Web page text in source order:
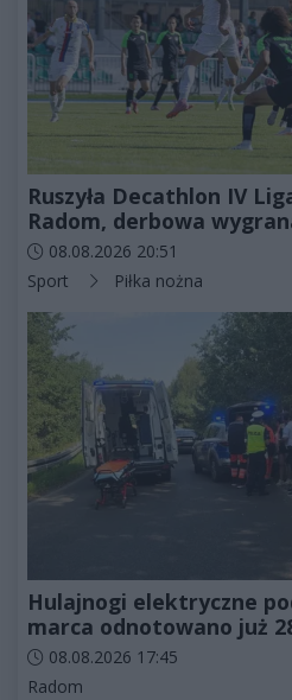
Ruszyła Decathlon IV
Radom, derbowa
Data dodania artykułu:
08.08.2026 20:51
Kategorie artykułu:
Sport Piłka nożna
Hulajnogi elektryczne
marca odnotowano już
Data dodania artykułu:
08.08.2026 17:45
Kategorie artykułu:
Radom